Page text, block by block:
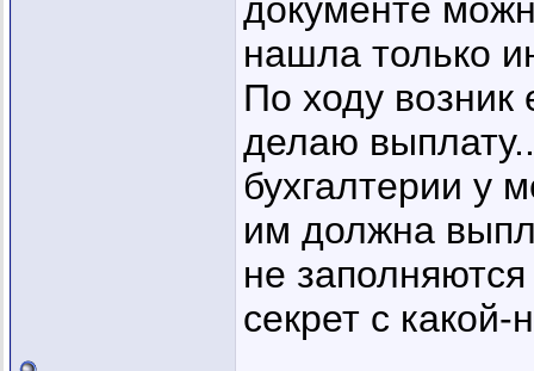
документе
нашла только
По ходу
делаю
бухгалтерии у
им должна
не
секрет с какой-